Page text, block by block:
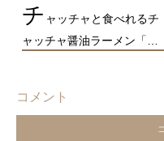
チ ャッチャと食べれるチ
ャッチャ醤油ラーメン「…
コメント